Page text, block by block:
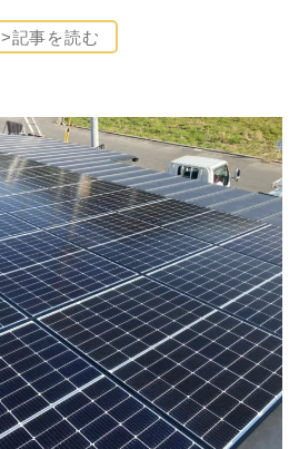
>記事を読む